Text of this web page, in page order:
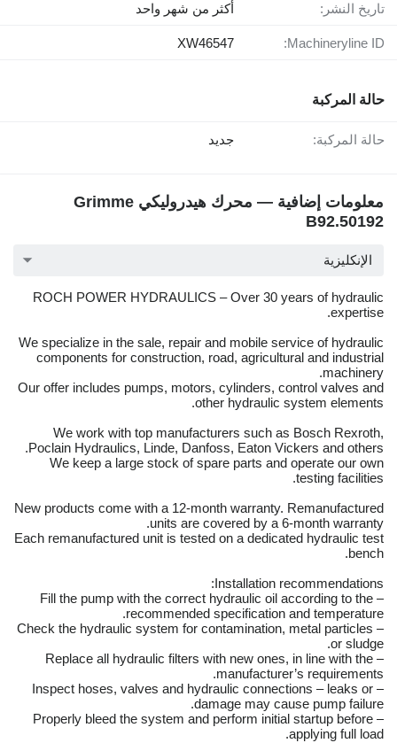
تاريخ النشر: أكثر من شهر واحد
Machineryline ID:
XW46547
حالة المركبة
حالة المركبة: جديد
معلومات إضافية — محرك هيدروليكي Grimme
B92.50192
الإنكليزية
ROCH POWER HYDRAULICS – Over 30 years of hydraulic
expertise.
We specialize in the sale, repair and mobile service of hydraulic
components for construction, road, agricultural and industrial
machinery.
Our offer includes pumps, motors, cylinders, control valves and
other hydraulic system elements.
We work with top manufacturers such as Bosch Rexroth,
Poclain Hydraulics, Linde, Danfoss, Eaton Vickers and others.
We keep a large stock of spare parts and operate our own
testing facilities.
New products come with a 12-month warranty. Remanufactured
units are covered by a 6-month warranty.
Each remanufactured unit is tested on a dedicated hydraulic test
bench.
Installation recommendations:
– Fill the pump with the correct hydraulic oil according to the
recommended specification and temperature.
– Check the hydraulic system for contamination, metal particles
or sludge.
– Replace all hydraulic filters with new ones, in line with the
manufacturer’s requirements.
– Inspect hoses, valves and hydraulic connections – leaks or
damage may cause pump failure.
– Properly bleed the system and perform initial startup before
applying full load.